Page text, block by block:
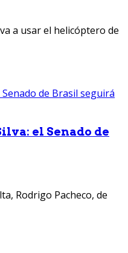
a usar el helicóptero de
el Senado de
Rodrigo Pacheco, de